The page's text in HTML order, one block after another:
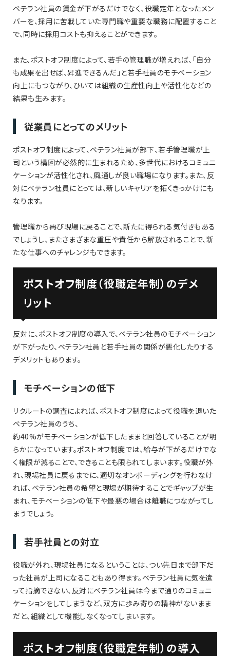
ベテラン社員の賃金が下がるだけでなく、役職定年となったメン
バーを、採用に苦戦していた専門職や重要な職務に配置すること
で、同時に採用コストも抑えることができます。
また、ポストオフ制度によって、若手の管理職が増えれば、「自分
も成果を出せば、昇進できるんだ」と若手社員のモチベーション
向上にもつながり、ひいては組織の生産性向上や活性化などの
結果も生みます。
従業員にとってのメリット
ポストオフ制度によって、ベテラン社員が部下、若手管理職が上
司という構図が必然的に生まれるため、多世代におけるコミュニ
ケーションが活性化され、風通しが良い職場になります。また、反
対にベテラン社員にとっては、新しいキャリアを拓くきっかけにも
なります。
管理職から再び現場に戻ることで、新たに得られる気付きもある
でしょうし、またさまざまな重圧や責任から解放されることで、新
たな仕事へのチャレンジもできます。
ポストオフ制度（役職定年制）のデメ
リット
反対に、ポストオフ制度の導入で、ベテラン社員のモチベーション
が下がったり、ベテラン社員と若手社員の関係が悪化したりする
デメリットもあります。
モチベーションの低下
リクルートの調査によれば、ポストオフ制度によって役職を退いた
ベテラン社員のうち、
約40%がモチベーションが低下したままと回答していることが明
らかになっています。ポストオフ制度では、給与が下がるだけでな
く権限が減ることで、できることも限られてしまいます。役職が外
れ、現場社員に戻るまでに、適切なオンボーディングを行わなけ
れば、ベテラン社員の希望と現場が期待することでギャップが生
まれ、モチベーションの低下や最悪の場合は離職につながってし
まうでしょう。
若手社員との対立
役職が外れ、現場社員になるということは、つい先日まで部下だ
った社員が上司になることもあり得ます。ベテラン社員に気を遣
って指摘できない、反対にベテラン社員は今まで通りのコミュニ
ケーションをしてしまうなど、双方に歩み寄りの精神がないまま
だと、組織として機能しなくなってしまいます。
ポストオフ制度（役職定年制）の導入